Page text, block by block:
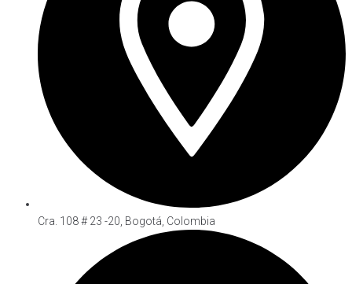
Cra. 108 # 23 -20, Bogotá, Colombia